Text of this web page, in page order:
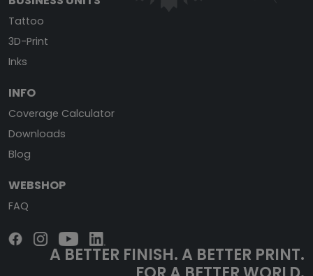
Tattoo
3D-Print
Inks
INFO
Coverage Calculator
Downloads
Blog
WEBSHOP
FAQ
A BETTER FINISH.A BETTER PRINT.